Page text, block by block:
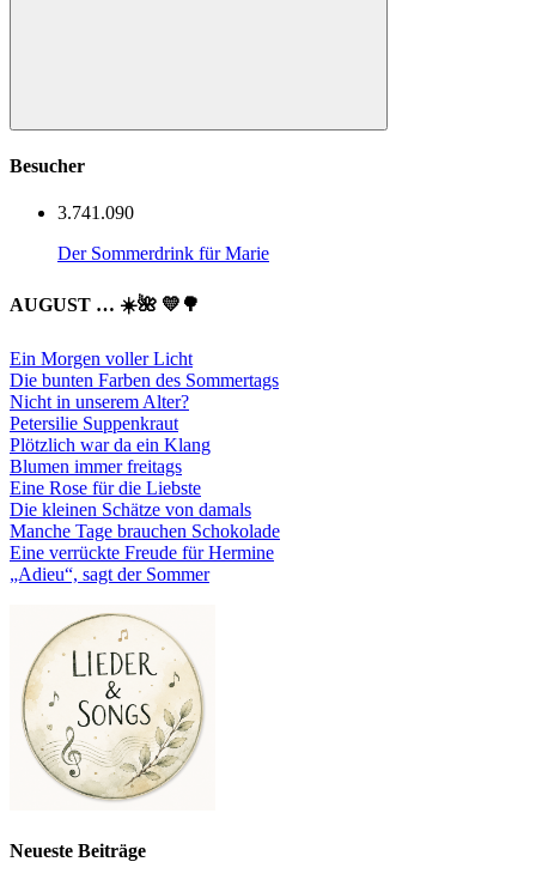
Suchen
Besucher
3.741.090
Der Sommerdrink für Marie
AUGUST … ☀️🌺 💛🌳
Ein Morgen voller Licht
Die bunten Farben des Sommertags
Nicht in unserem Alter?
Petersilie Suppenkraut
Plötzlich war da ein Klang
Blumen immer freitags
Eine Rose für die Liebste
Die kleinen Schätze von damals
Manche Tage brauchen Schokolade
Eine verrückte Freude für Hermine
„Adieu“, sagt der Sommer
Neueste Beiträge